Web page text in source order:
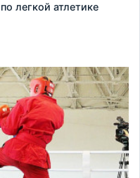
легкой атлетике